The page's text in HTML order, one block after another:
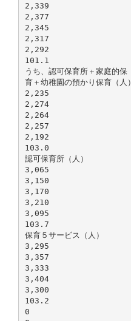
2,339
2,377
2,345
2,317
2,292
101.1
うち、認可保育所＋家庭的保
育＋幼稚園の預かり保育（人）
2,235
2,274
2,264
2,257
2,192
103.0
認可保育所（人）
3,065
3,150
3,170
3,210
3,095
103.7
保育５サービス（人）
3,295
3,357
3,333
3,404
3,300
103.2
0